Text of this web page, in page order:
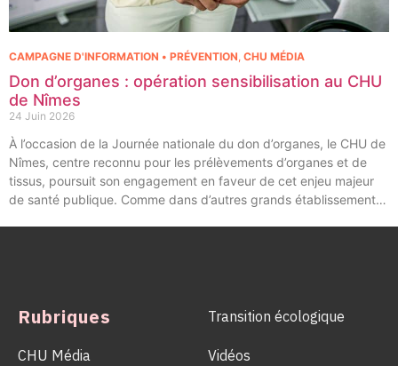
Don d’organes : opération sensibilisation au CHU
de Nîmes
24 Juin 2026
CAMPAGNE D'INFORMATION • PRÉVENTION, CHU MÉDIA
À l’occasion de la Journée nationale du don d’organes, le CHU de
Nîmes, centre reconnu pour les prélèvements d’organes et de
tissus, poursuit son engagement en faveur de cet enjeu majeur
de santé publique. Comme dans d’autres grands établissements
Rubriques
CHU Média
Transition écologique
Vidéos